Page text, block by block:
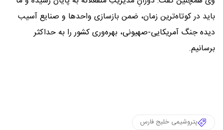
باید در کوتاه‌ترین زمان، ضمن بازسازی واحدها و صنایع آسیب
دیده جنگ آمریکایی-صهیونی، بهره‌وری کشور را به حداکثر
برسانیم.
پتروشیمی خلیج فارس